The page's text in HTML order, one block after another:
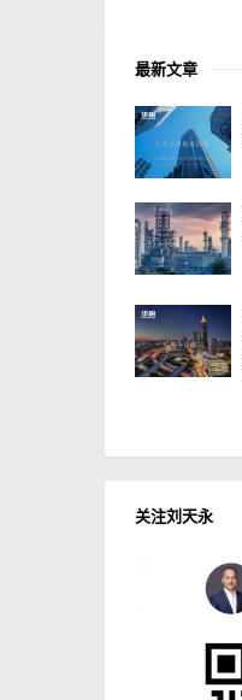
最新文章
关注刘天永